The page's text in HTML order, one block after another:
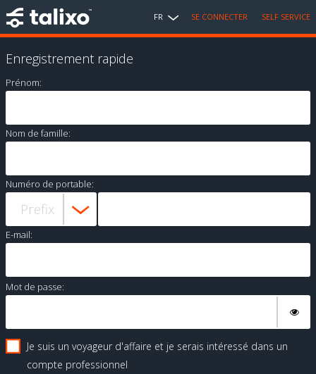
FR SE CONNECTER SELF SERVICE
Enregistrement rapide
Prénom:
Nom de famille:
Numéro de portable:
E-mail:
Mot de passe:
Je suis un voyageur d'affaire et je serais intéressé dans un
compte professionnel